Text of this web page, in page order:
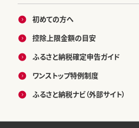
初めての方へ
控除上限金額の目安
ふるさと納税確定申告ガイド
ワンストップ特例制度
ふるさと納税ナビ（外部サイト）